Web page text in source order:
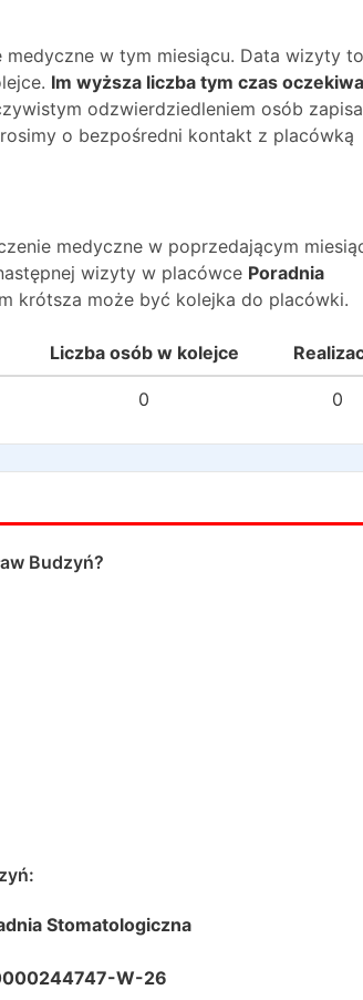
medyczne w tym miesiącu. Data wizyty to
Im wyższa liczba tym czas
odzwierdziedleniem osób
o bezpośredni kontakt z placówką
medyczne w poprzedającym
wizyty w placówce Poradnia
krótsza może być kolejka do placówki.
Liczba osób w kolejce
0 0
Budzyń?
:
Stomatologiczna
W-26